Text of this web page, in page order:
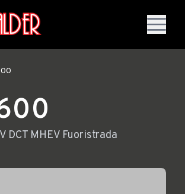
DCT MHEV Fuoristrada